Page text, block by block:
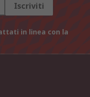
Iscriviti
in linea con la